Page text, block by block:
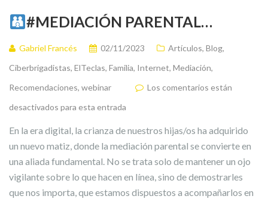
#MEDIACIÓN PARENTAL…
Gabriel Francés 02/11/2023 Artículos, Blog,
Ciberbrigadistas, ElTeclas, Familia, Internet, Mediación,
Recomendaciones, webinar
Los comentarios están
desactivados para esta entrada
En la era digital, la crianza de nuestros hijas/os ha adquirido
un nuevo matiz, donde la mediación parental se convierte en
una aliada fundamental. No se trata solo de mantener un ojo
vigilante sobre lo que hacen en línea, sino de demostrarles
que nos importa, que estamos dispuestos a acompañarlos en